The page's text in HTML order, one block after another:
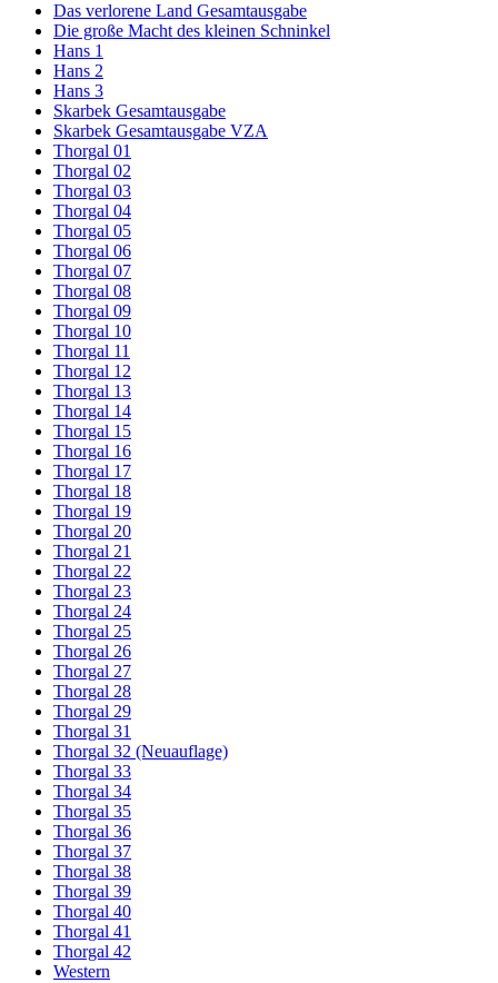
Das verlorene Land Gesamtausgabe
Die große Macht des kleinen Schninkel
Hans 1
Hans 2
Hans 3
Skarbek Gesamtausgabe
Skarbek Gesamtausgabe VZA
Thorgal 01
Thorgal 02
Thorgal 03
Thorgal 04
Thorgal 05
Thorgal 06
Thorgal 07
Thorgal 08
Thorgal 09
Thorgal 10
Thorgal 11
Thorgal 12
Thorgal 13
Thorgal 14
Thorgal 15
Thorgal 16
Thorgal 17
Thorgal 18
Thorgal 19
Thorgal 20
Thorgal 21
Thorgal 22
Thorgal 23
Thorgal 24
Thorgal 25
Thorgal 26
Thorgal 27
Thorgal 28
Thorgal 29
Thorgal 31
Thorgal 32 (Neuauflage)
Thorgal 33
Thorgal 34
Thorgal 35
Thorgal 36
Thorgal 37
Thorgal 38
Thorgal 39
Thorgal 40
Thorgal 41
Thorgal 42
Western